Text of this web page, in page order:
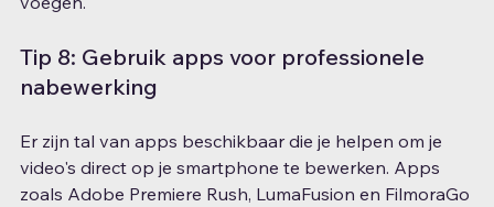
Tip 8: Gebruik apps voor professionele
nabewerking
Er zijn tal van apps beschikbaar die je helpen om je
video's direct op je smartphone te bewerken. Apps
zoals Adobe Premiere Rush, LumaFusion en FilmoraGo